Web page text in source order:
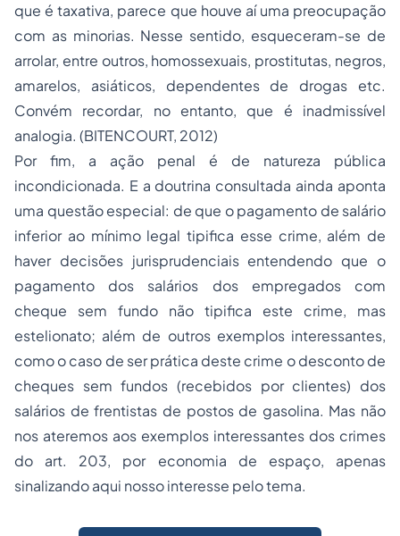
que é taxativa, parece que houve aí uma preocupação
com as minorias. Nesse sentido, esqueceram-se de
arrolar, entre outros, homossexuais, prostitutas, negros,
amarelos, asiáticos, dependentes de drogas etc.
Convém recordar, no entanto, que é inadmissível
analogia. (BITENCOURT, 2012)
Por fim, a ação penal é de natureza pública
incondicionada. E a doutrina consultada ainda aponta
uma questão especial: de que o pagamento de salário
inferior ao mínimo legal tipifica esse crime, além de
haver decisões jurisprudenciais entendendo que o
pagamento dos salários dos empregados com
cheque sem fundo não tipifica este crime, mas
estelionato; além de outros exemplos interessantes,
como o caso de ser prática deste crime o desconto de
cheques sem fundos (recebidos por clientes) dos
salários de frentistas de postos de gasolina. Mas não
nos ateremos aos exemplos interessantes dos crimes
do art. 203, por economia de espaço, apenas
sinalizando aqui nosso interesse pelo tema.